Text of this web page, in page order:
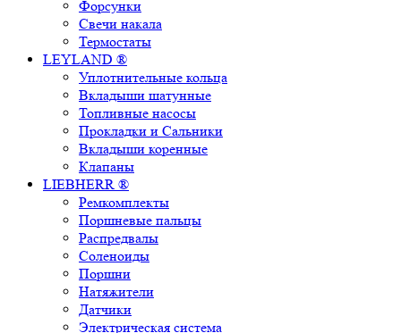
Форсунки
Свечи накала
Термостаты
LEYLAND ®
Уплотнительные кольца
Вкладыши шатунные
Топливные насосы
Прокладки и Сальники
Вкладыши коренные
Клапаны
LIEBHERR ®
Ремкомплекты
Поршневые пальцы
Распредвалы
Соленоиды
Поршни
Натяжители
Датчики
Электрическая система